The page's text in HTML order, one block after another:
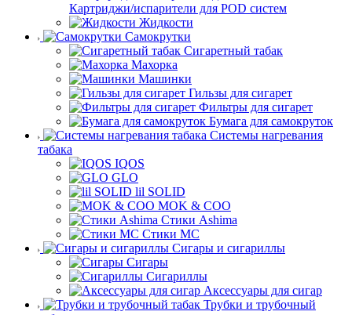
Картриджи/испарители для POD систем
Жидкости
Самокрутки
Сигаретный табак
Махорка
Машинки
Гильзы для сигарет
Фильтры для сигарет
Бумага для самокруток
Системы нагревания
табака
IQOS
GLO
lil SOLID
MOK & COO
Стики Ashima
Стики MC
Сигары и сигариллы
Сигары
Сигариллы
Аксессуары для сигар
Трубки и трубочный